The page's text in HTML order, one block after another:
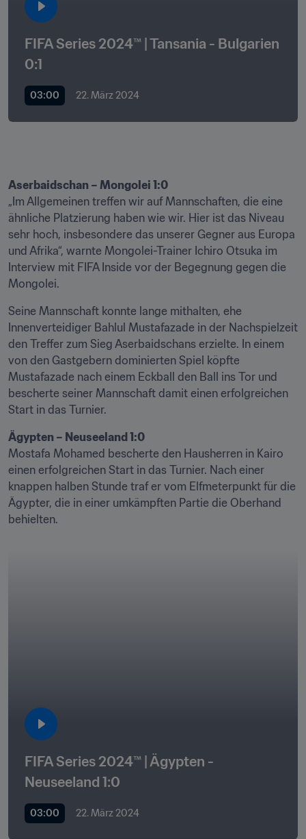
FIFA Series 2024™ | Tansania - Bulgarien
0:1
03:00 22. März 2024
„Im Allgemeinen treffen wir auf Mannschaften, die eine
ähnliche Platzierung haben wie wir. Hier ist das Niveau
sehr hoch, insbesondere das unserer Gegner aus Europa
und Afrika“, warnte Mongolei-Trainer Ichiro Otsuka im
Interview mit FIFA Inside vor der Begegnung gegen die
Mongolei.
Seine Mannschaft konnte lange mithalten, ehe
Innenverteidiger Bahlul Mustafazade in der Nachspielzeit
den Treffer zum Sieg Aserbaidschans erzielte. In einem
von den Gastgebern dominierten Spiel köpfte
Mustafazade nach einem Eckball den Ball ins Tor und
bescherte seiner Mannschaft damit einen erfolgreichen
Start in das Turnier.
Ägypten – Neuseeland 1:0
Mostafa Mohamed bescherte den Hausherren in Kairo
einen erfolgreichen Start in das Turnier. Nach einer
knappen halben Stunde traf er vom Elfmeterpunkt für die
Ägypter, die in einer umkämpften Partie die Oberhand
behielten.
FIFA Series 2024™ | Ägypten -
Neuseeland 1:0
03:00 22. März 2024